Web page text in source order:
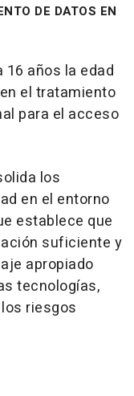
DE DATOS EN
16 años la edad
el tratamiento
para el acceso
los
en el entorno
establece que
suficiente y
apropiado
tecnologías,
riesgos